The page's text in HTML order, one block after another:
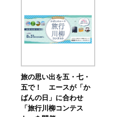
旅の思い出を五・七・
五で！ エースが「か
ばんの日」に合わせ
「旅行川柳コンテス